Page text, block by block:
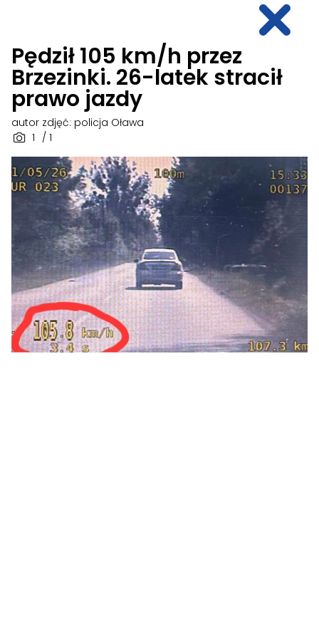
Pędził 105 km/h przez
Brzezinki. 26-latek stracił
prawo jazdy
1 / 1
autor zdjęć: policja Oława